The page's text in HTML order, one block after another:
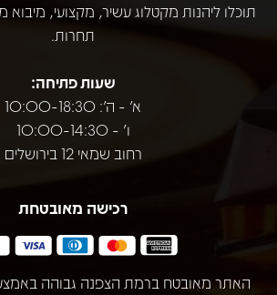
תוכלו ליהנות מקטלוג עשיר, מקצועי, מיבוא
תחרות.
שעות פתיחה:
א' - ה': 10:00-18:30
ו' - 10:00-14:30
רחוב שמאי 12 בירושלים
רכישה מאובטחת